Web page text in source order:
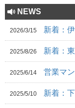
NEWS
2026/3/15 新着：
2025/8/26 新着：
2025/6/14 営業マ
2025/5/10 新着：